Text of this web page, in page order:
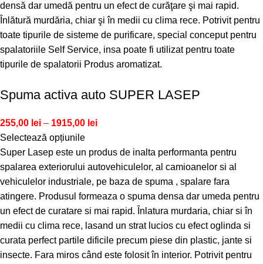
densă dar umedă pentru un efect de curăţare şi mai rapid.
Înlătură murdăria, chiar şi în medii cu clima rece. Potrivit pentru
toate tipurile de sisteme de purificare, special conceput pentru
spalatoriile Self Service, insa poate fi utilizat pentru toate
tipurile de spalatorii Produs aromatizat.
Spuma activa auto SUPER LASEP
255,00 lei – 1915,00 lei
Selectează opțiunile
Super Lasep este un produs de inalta performanta pentru
spalarea exteriorului autovehiculelor, al camioanelor si al
vehiculelor industriale, pe baza de spuma , spalare fara
atingere. Produsul formeaza o spuma densa dar umeda pentru
un efect de curatare si mai rapid. Înlatura murdaria, chiar si în
medii cu clima rece, lasand un strat lucios cu efect oglinda si
curata perfect partile dificile precum piese din plastic, jante si
insecte. Fara miros când este folosit în interior. Potrivit pentru